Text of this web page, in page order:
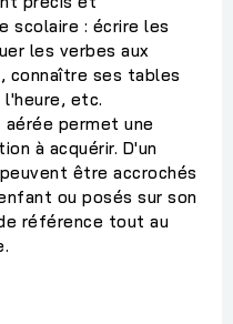
scolaire : écrire les
les verbes aux
connaître ses tables
etc.
permet une
à acquérir. D'un
être accrochés
ou posés sur son
référence tout au